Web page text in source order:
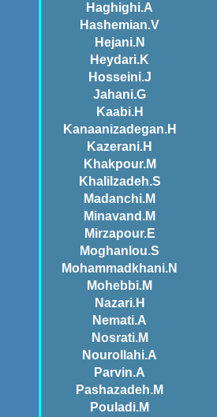
Haghighi.A
Hashemian.V
Hejani.N
Heydari.K
Hosseini.J
Jahani.G
Kaabi.H
Kanaanizadegan.H
Kazerani.H
Khakpour.M
Khalilzadeh.S
Madanchi.M
Minavand.M
Mirzapour.E
Moghanlou.S
Mohammadkhani.N
Mohebbi.M
Nazari.H
Nemati.A
Nosrati.M
Nourollahi.A
Parvin.A
Pashazadeh.M
Pouladi.M